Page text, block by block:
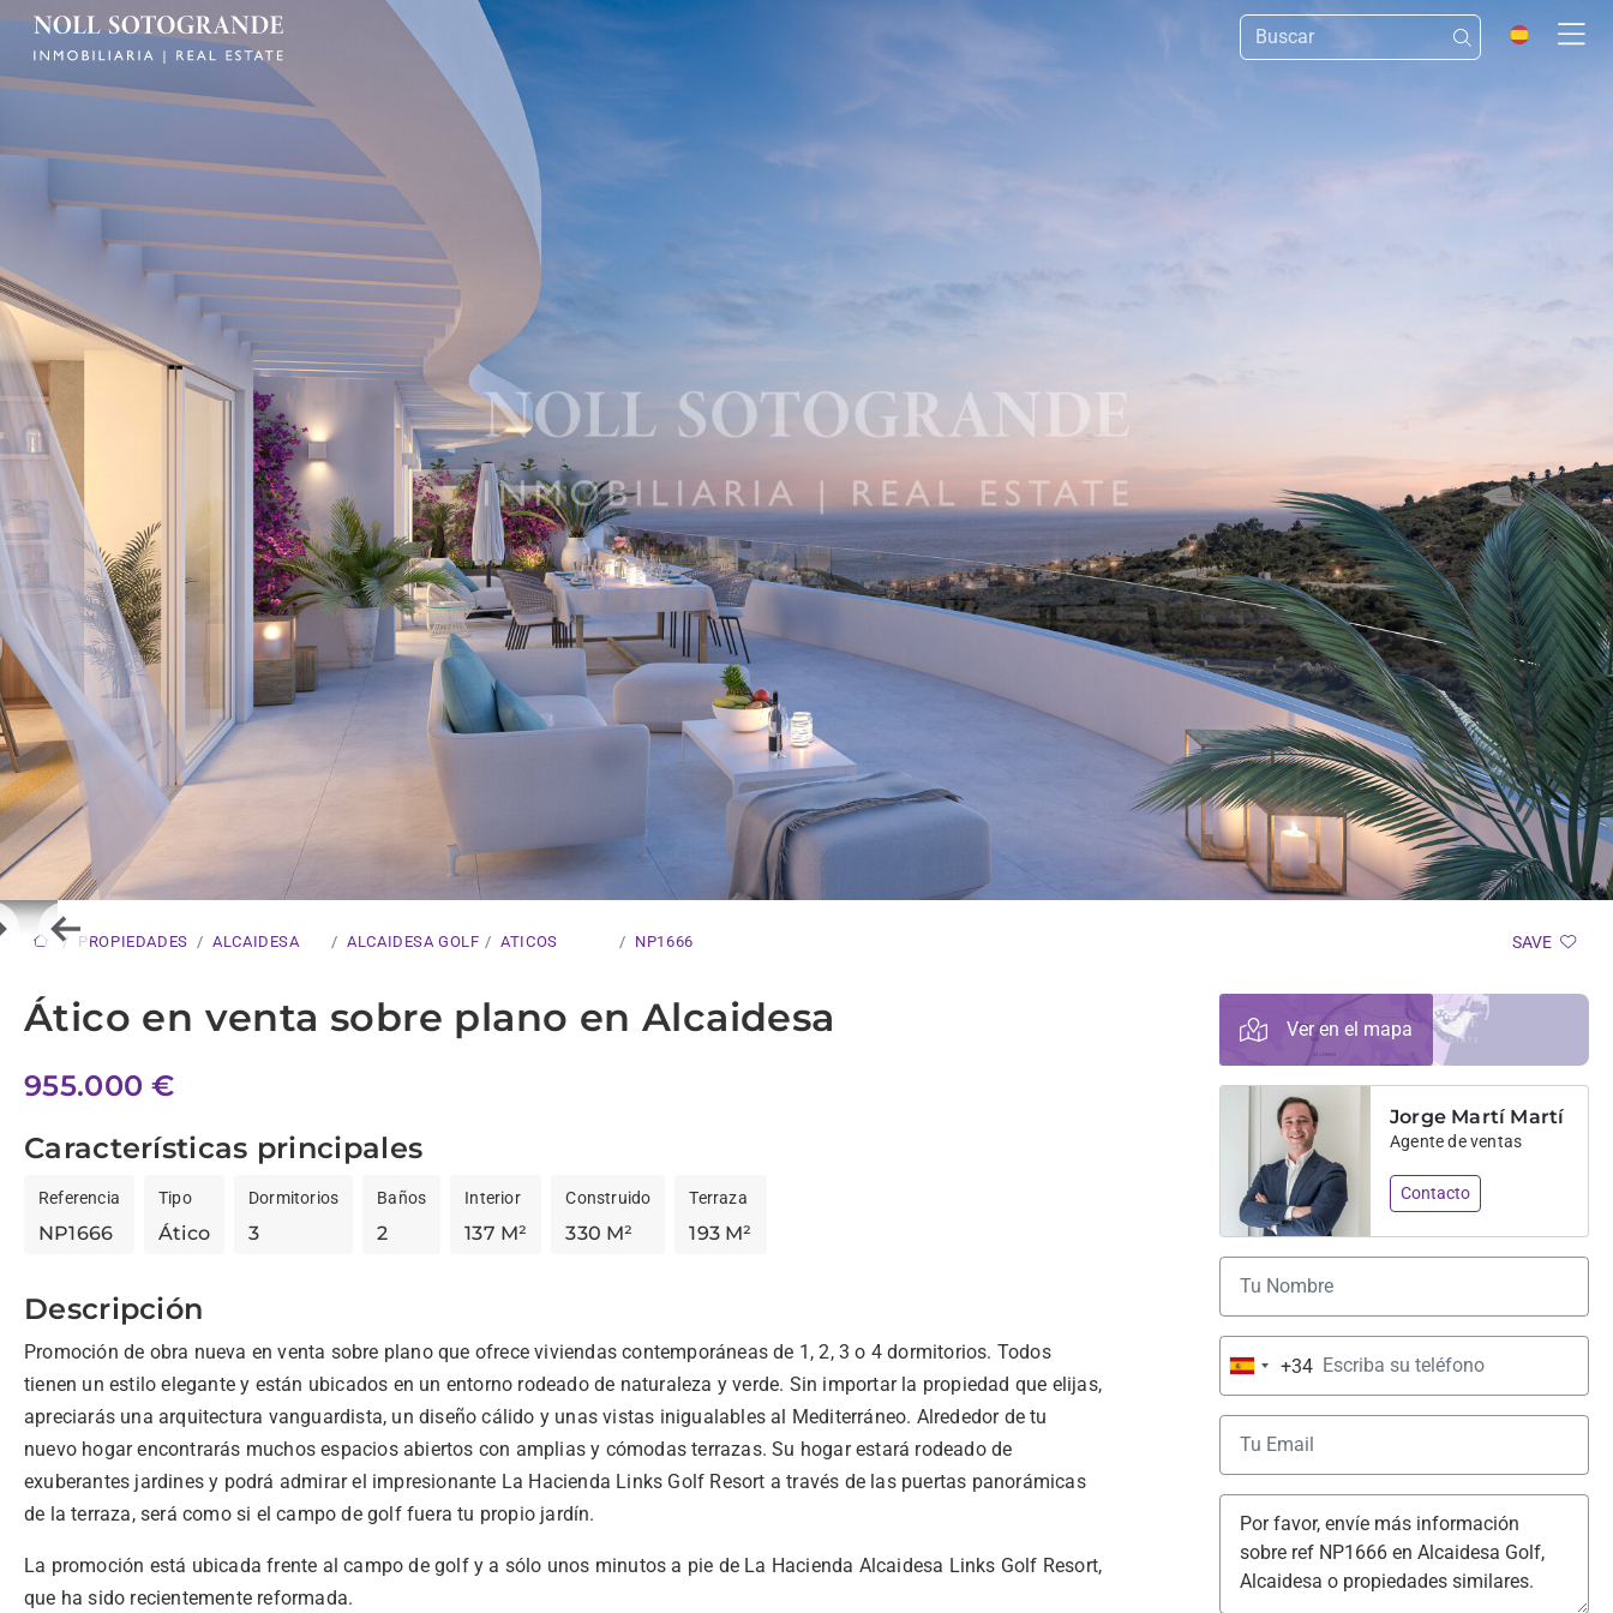
Previous
PROPIEDADES ALCAIDESA ALCAIDESA GOLF ATICOS NP1666 SAVE
Ático en venta sobre plano en Alcaidesa
955.000 €
Características principales
Referencia
NP1666
Tipo
Ático
Dormitorios
3
Baños
2
Interior
137 M²
Construido
330 M²
Terraza
193 M²
Descripción
Promoción de obra nueva en venta sobre plano que ofrece viviendas contemporáneas de 1, 2, 3 o 4 dormitorios. Todos
tienen un estilo elegante y están ubicados en un entorno rodeado de naturaleza y verde. Sin importar la propiedad que elijas,
apreciarás una arquitectura vanguardista, un diseño cálido y unas vistas inigualables al Mediterráneo. Alrededor de tu
nuevo hogar encontrarás muchos espacios abiertos con amplias y cómodas terrazas. Su hogar estará rodeado de
exuberantes jardines y podrá admirar el impresionante La Hacienda Links Golf Resort a través de las puertas panorámicas
de la terraza, será como si el campo de golf fuera tu propio jardín.
La promoción está ubicada frente al campo de golf y a sólo unos minutos a pie de La Hacienda Alcaidesa Links Golf Resort,
que ha sido recientemente reformada.
Ver en el mapa
Jorge Martí Martí
Agente de ventas
Contacto
Spain+34